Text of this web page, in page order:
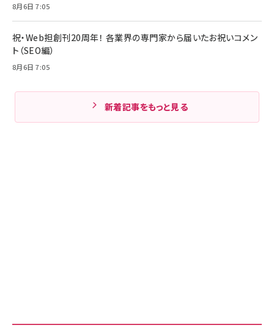
8月6日 7:05
祝・Web担創刊20周年！ 各業界の専門家から届いたお祝いコメン
ト（SEO編）
8月6日 7:05
新着記事をもっと見る